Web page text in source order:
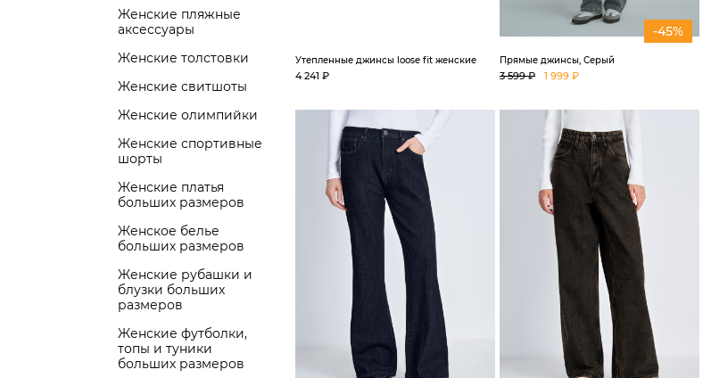
Женские пляжные
аксессуары
Женские толстовки
Женские свитшоты
Женские олимпийки
Женские спортивные
шорты
Женские платья
больших размеров
Женское белье
больших размеров
Женские рубашки и
блузки больших
размеров
Женские футболки,
топы и туники
больших размеров
Утепленные джинсы loose fit женские
4 241 ₽
-45%
Прямые джинсы, Серый
3 599 ₽ 1 999 ₽